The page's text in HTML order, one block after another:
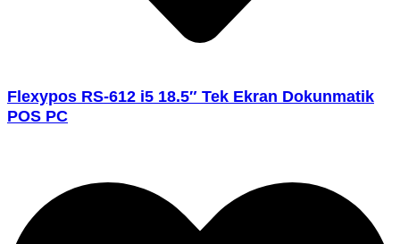
Flexypos RS-612 i5 18.5″ Tek Ekran Dokunmatik
POS PC